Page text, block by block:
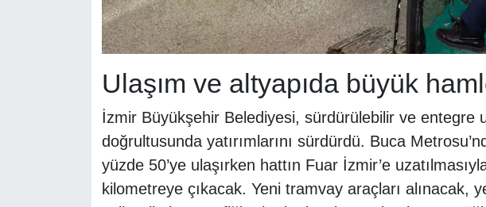
Ulaşım ve altyapıda büyük
İzmir Büyükşehir Belediyesi, sürdürülebilir ve entegre
doğrultusunda yatırımlarını sürdürdü. Buca
yüzde 50’ye ulaşırken hattın Fuar İzmir’e
kilometreye çıkacak. Yeni tramvay araçları alınacak,